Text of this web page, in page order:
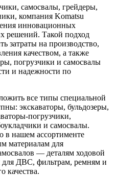
самосвалы, грейдеры,
компания Komatsu
инновационных
решений. Такой подход
затраты на производство,
качеством, а также
погрузчики и самосвалы
и надежности по
все типы специальной
экскаваторы, бульдозеры,
погрузчики,
и самосвалы.
в нашем ассортименте
материалам для
— деталям ходовой
для ДВС, фильтрам, ремням и
качества.